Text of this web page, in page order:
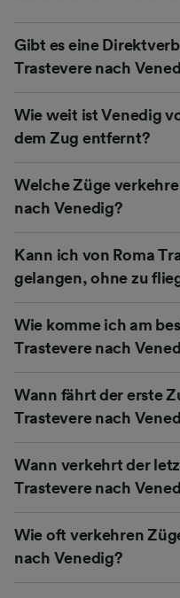
Gibt es eine
Trastevere nach
Wie weit ist Venedig
dem Zug entfernt?
Welche Züge
nach Venedig?
Kann ich von Roma
gelangen, ohne zu
Wie komme ich am
Trastevere nach
Wann fährt der erste
Trastevere nach
Wann verkehrt der
Trastevere nach
Wie oft verkehren
nach Venedig?